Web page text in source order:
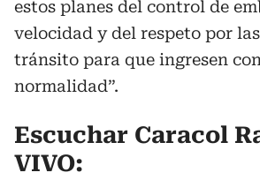
estos planes del control de
velocidad y del respeto por
tránsito para que ingresen
normalidad”.
Escuchar Caracol
VIVO: